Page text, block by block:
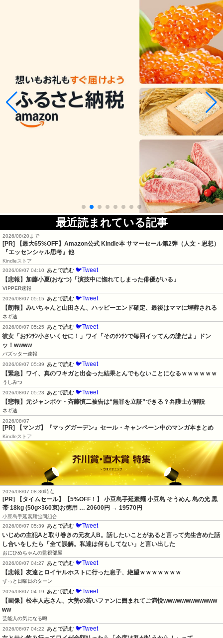
最近読まれている記事
2026/08/20まで
[PR]
【最大65%OFF】Amazon公式 Kindle本 サマーセール第2弾（人文・思想）
『エッセンシャル思考』他
Kindleストア
2026/08/07 04:10
あとで読む 🐦Tweet
【悲報】加藤小夏(おなつ)「演技中に惚れてしまった俳優がいる」
VIPPER速報
2026/08/07 05:15
あとで読む 🐦Tweet
【朗報】みいちゃんと山田さん、ハッピーエンド確定、最後はママに埋葬される
ネギ速
2026/08/07 05:25
あとで読む 🐦Tweet
彼女「おﾁﾝﾁﾝ小さいくせに！」ワイ「そのﾁﾝﾁﾝで毎回イッてんの誰だよ」ドン
ッ！wwww
バズッター速報
2026/08/07 05:39
あとで読む 🐦Tweet
【緊急】ワイ、真のワキガと出会った結果とんでもないことになるｗｗｗｗｗｗ
うしみつ
2026/08/07 05:23
あとで読む 🐦Tweet
【悲報】元ジャンポケ・斉藤慎二被告は“無罪を立証”できる？弁護士が解説
ネギ速
2026/08/07
[PR] 【マンガ】『マッグガーデン』セール・キャンペーン中のマンガ本まとめ
Kindleストア
2026/08/07 08:30時点
[PR] 【タイムセール】【5%OFF！】 小豆島手延素麺 小豆島 そうめん 島の光 黒
帯 18kg (50g×360束)お徳用 … 20600円 → 19570円
小豆島手延素麺協同組合
2026/08/07 05:39
あとで読む 🐦Tweet
いじめの主犯Aと取り巻きの元友人B。話したいことがあると言って先生含めた話
し合いをしたら「全て誤解。私達は何もしてない」と言い出した
おにひめちゃんの監視部屋
2026/08/07 04:27
あとで読む 🐦Tweet
【悲報】友達とロイヤルホストに行った息子、絶望ｗｗｗｗｗｗｗ
ずっと日曜日のターン
2026/08/07 04:19
あとで読む 🐦Tweet
【画像】松本人志さん、大勢の若いファンに囲まれてご満悦wwwwwwwwwwww
ww
芸能人の気になる噂
2026/08/07 04:22
あとで読む 🐦Tweet